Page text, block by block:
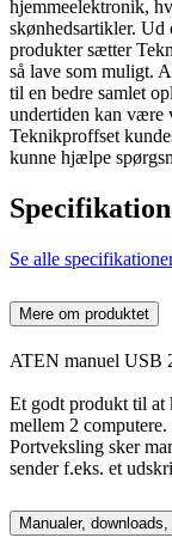
hjemmeelektronik,
skønhedsartikler.
produkter sætter
så lave som muligt.
til en bedre samlet
undertiden kan være
Teknikproffset
kunne hjælpe
Se alle
Mere om produktet
ATEN manuel USB
Et godt produkt til at
mellem 2
Portveksling sker
sender f.eks. et
Manualer,